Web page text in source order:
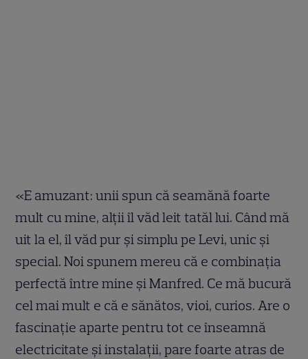
«E amuzant: unii spun că seamănă foarte
mult cu mine, alții îl văd leit tatăl lui. Când mă
uit la el, îl văd pur și simplu pe Levi, unic și
special. Noi spunem mereu că e combinația
perfectă între mine și Manfred. Ce mă bucură
cel mai mult e că e sănătos, vioi, curios. Are o
fascinație aparte pentru tot ce înseamnă
electricitate și instalații, pare foarte atras de